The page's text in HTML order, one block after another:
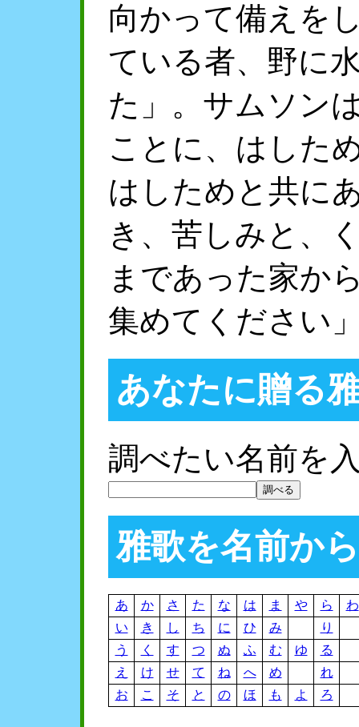
向かって備えを
ている者、野に
た」。サムソン
ことに、はした
はしためと共に
き、苦しみと、
まであった家か
集めてください
あなたに贈る
調べたい名前を
雅歌を名前か
あ か さ た な は ま や ら
わ
い
き し ち に ひ み
り
う
く す つ ぬ ふ む ゆ
る
え
け せ て ね へ め
れ
お
こ そ と の ほ も よ ろ